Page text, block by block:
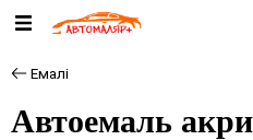
Емалі
Автоемаль